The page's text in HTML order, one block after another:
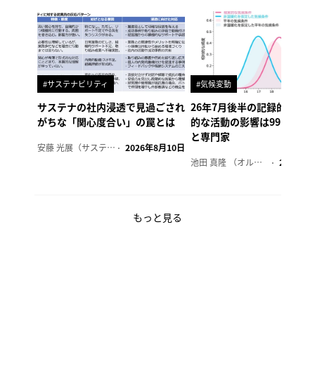
#サステナビリティ
サステナの社内浸透で見過ごされ
がちな「関心度合い」の罠とは
安藤 光展（サステナビリティ・コンサルタント） 2026年8月10日
#気候変動
26年7月後半の記録的猛暑
的な活動の影響は99.99%
と専門家
池田 真隆 （オルタナ輪番編集長） 2026年8
もっと見る